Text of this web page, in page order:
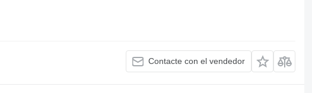
Contacte con el vendedor